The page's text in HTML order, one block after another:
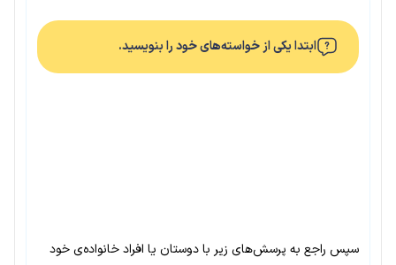
ابتدا یکی از خواسته‌های خود را بنویسید.
سپس راجع به پرسش‌های زیر با دوستان یا افراد خانواده‌ی خود